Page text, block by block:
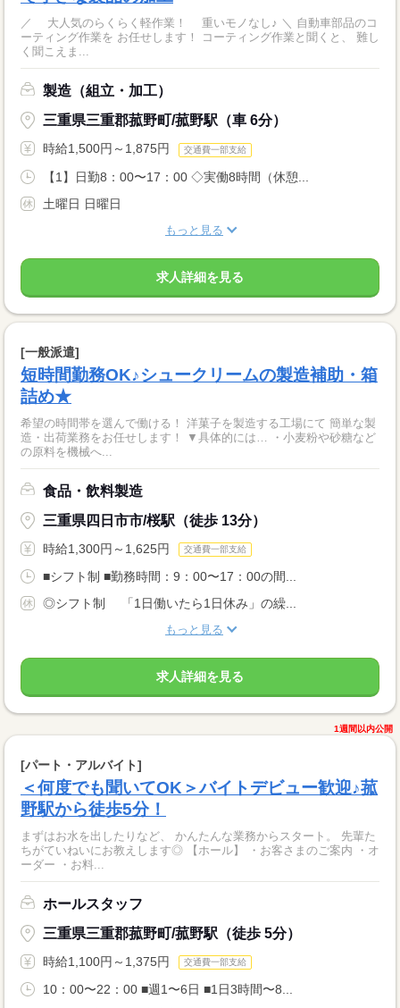
／ 大人気のらくらく軽作業！ 重いモノなし♪ ＼ 自動車部品のコ
ーティング作業を お任せします！ コーティング作業と聞くと、 難し
く聞こえま...
製造（組立・加工）
三重県三重郡菰野町/菰野駅（車 6分）
時給1,500円～1,875円 交通費一部支給
【1】日勤8：00〜17：00 ◇実働8時間（休憩...
土曜日 日曜日
もっと見る
求人詳細を見る
[一般派遣]
短時間勤務OK♪シュークリームの製造補助・箱
詰め★
希望の時間帯を選んで働ける！ 洋菓子を製造する工場にて 簡単な製
造・出荷業務をお任せします！ ▼具体的には… ・小麦粉や砂糖など
の原料を機械へ...
食品・飲料製造
三重県四日市市/桜駅（徒歩 13分）
時給1,300円～1,625円 交通費一部支給
■シフト制 ■勤務時間：9：00〜17：00の間...
◎シフト制 「1日働いたら1日休み」の繰...
もっと見る
求人詳細を見る
1週間以内公開
[パート・アルバイト]
＜何度でも聞いてOK＞バイトデビュー歓迎♪菰
野駅から徒歩5分！
まずはお水を出したりなど、 かんたんな業務からスタート。 先輩た
ちがていねいにお教えします◎ 【ホール】 ・お客さまのご案内 ・オ
ーダー ・お料...
ホールスタッフ
三重県三重郡菰野町/菰野駅（徒歩 5分）
時給1,100円～1,375円 交通費一部支給
10：00〜22：00 ■週1〜6日 ■1日3時間〜8...